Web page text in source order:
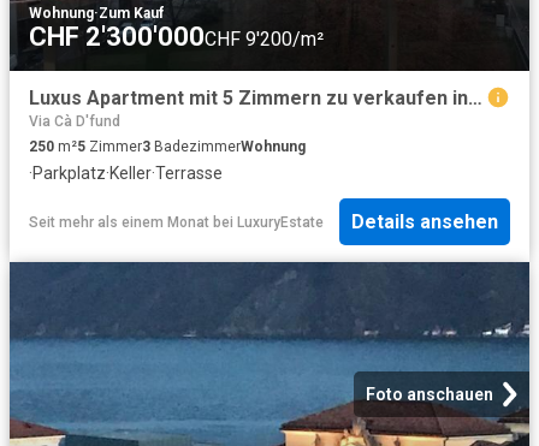
Wohnung·Zum Kauf
CHF 2'300'000CHF 9'200/m²
Luxus Apartment mit 5 Zimmern zu verkaufen in Lugano Centro, Schweiz
Via Cà D'fund
250 m²5 Zimmer3 BadezimmerWohnung
·Parkplatz·Keller·Terrasse
Seit mehr als einem Monat bei LuxuryEstate Details ansehen
Foto anschauen